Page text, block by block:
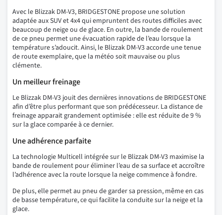
Avec le Blizzak DM-V3, BRIDGESTONE propose une solution
adaptée aux SUV et 4x4 qui empruntent des routes difficiles avec
beaucoup de neige ou de glace. En outre, la bande de roulement
de ce pneu permet une évacuation rapide de l’eau lorsque la
température s’adoucit. Ainsi, le Blizzak DM-V3 accorde une tenue
de route exemplaire, que la météo soit mauvaise ou plus
clémente.
Un meilleur freinage
Le Blizzak DM-V3 jouit des dernières innovations de BRIDGESTONE
afin d’être plus performant que son prédécesseur. La distance de
freinage apparait grandement optimisée : elle est réduite de 9 %
sur la glace comparée à ce dernier.
Une adhérence parfaite
La technologie Multicell intégrée sur le Blizzak DM-V3 maximise la
bande de roulement pour éliminer l’eau de sa surface et accroître
l’adhérence avec la route lorsque la neige commence à fondre.
De plus, elle permet au pneu de garder sa pression, même en cas
de basse température, ce qui facilite la conduite sur la neige et la
glace.